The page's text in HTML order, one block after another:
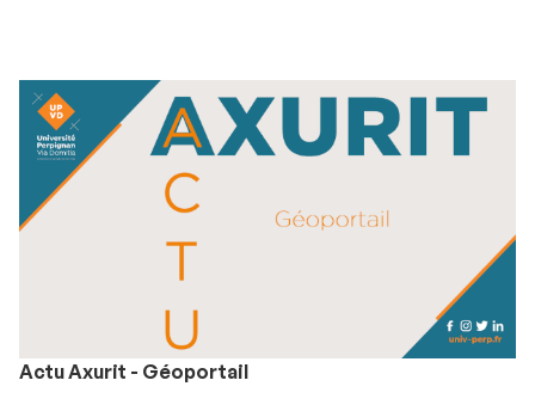
Actu Axurit - Géoportail